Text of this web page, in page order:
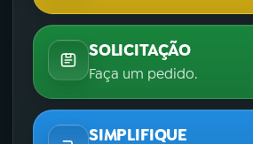
SOLICITAÇÃO
Faça um pedido.
SIMPLIFIQUE